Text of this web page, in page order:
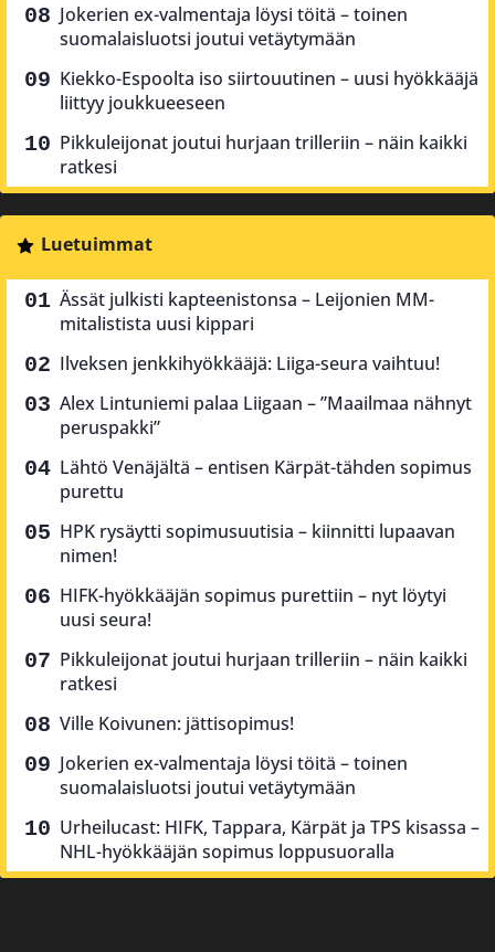
Jokerien ex-valmentaja löysi töitä – toinen
suomalaisluotsi joutui vetäytymään
Kiekko-Espoolta iso siirtouutinen – uusi hyökkääjä
liittyy joukkueeseen
Pikkuleijonat joutui hurjaan trilleriin – näin kaikki
ratkesi
Luetuimmat
Ässät julkisti kapteenistonsa – Leijonien MM-
mitalistista uusi kippari
Ilveksen jenkkihyökkääjä: Liiga-seura vaihtuu!
Alex Lintuniemi palaa Liigaan – ”Maailmaa nähnyt
peruspakki”
Lähtö Venäjältä – entisen Kärpät-tähden sopimus
purettu
HPK rysäytti sopimusuutisia – kiinnitti lupaavan
nimen!
HIFK-hyökkääjän sopimus purettiin – nyt löytyi
uusi seura!
Pikkuleijonat joutui hurjaan trilleriin – näin kaikki
ratkesi
Ville Koivunen: jättisopimus!
Jokerien ex-valmentaja löysi töitä – toinen
suomalaisluotsi joutui vetäytymään
Urheilucast: HIFK, Tappara, Kärpät ja TPS kisassa –
NHL-hyökkääjän sopimus loppusuoralla